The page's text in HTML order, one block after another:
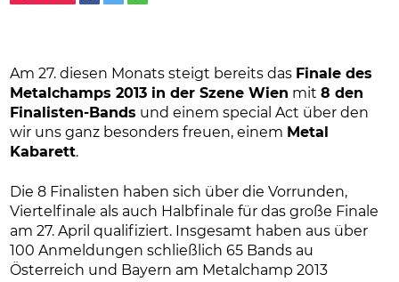
Am 27. diesen Monats steigt bereits das Finale des
Metalchamps 2013 in der Szene Wien mit8 den
Finalisten-Bands und einem special Act über den
wir uns ganz besonders freuen, einem Metal
Kabarett.
Die 8 Finalisten haben sich über die Vorrunden,
Viertelfinale als auch Halbfinale für das große Finale
am 27. April qualifiziert. Insgesamt haben aus über
100 Anmeldungen schließlich 65 Bands au
Österreich und Bayern am Metalchamp 2013